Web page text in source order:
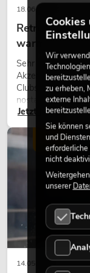
18.06.2026
Retro-Licht
warmes Licht
Sehr warmes
Akzente prägen
Clubs und bei
nostalgischer
Gestaltungsmittel:
Charakter und
wirken lassen.
Jetzt lesen
14.05.2026
LICHT
Wir
zu erheben,
externe
Sie können
und
nicht
unserer